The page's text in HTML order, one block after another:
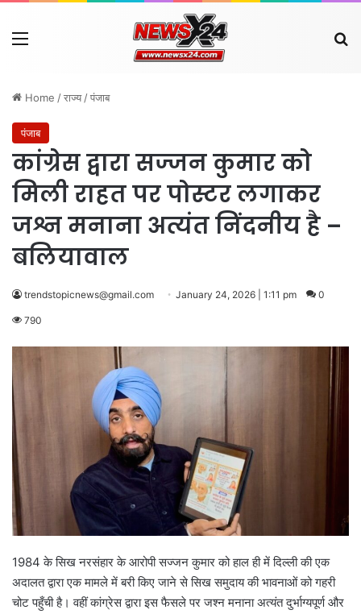
Menu
Home /राज्य /पंजाब
पंजाब
कांग्रेस द्वारा सज्जन कुमार को
मिली राहत पर पोस्टर लगाकर
जश्न मनाना अत्यंत निंदनीय है –
बलियावाल
trendstopicnews@gmail.com January 24, 2026 | 1:11 pm 0
790
1984 के सिख नरसंहार के आरोपी सज्जन कुमार को हाल ही में दिल्ली की एक
अदालत द्वारा एक मामले में बरी किए जाने से सिख समुदाय की भावनाओं को गहरी
चोट पहुँची है। वहीं कांग्रेस द्वारा इस फैसले पर जश्न मनाना अत्यंत दुर्भाग्यपूर्ण और